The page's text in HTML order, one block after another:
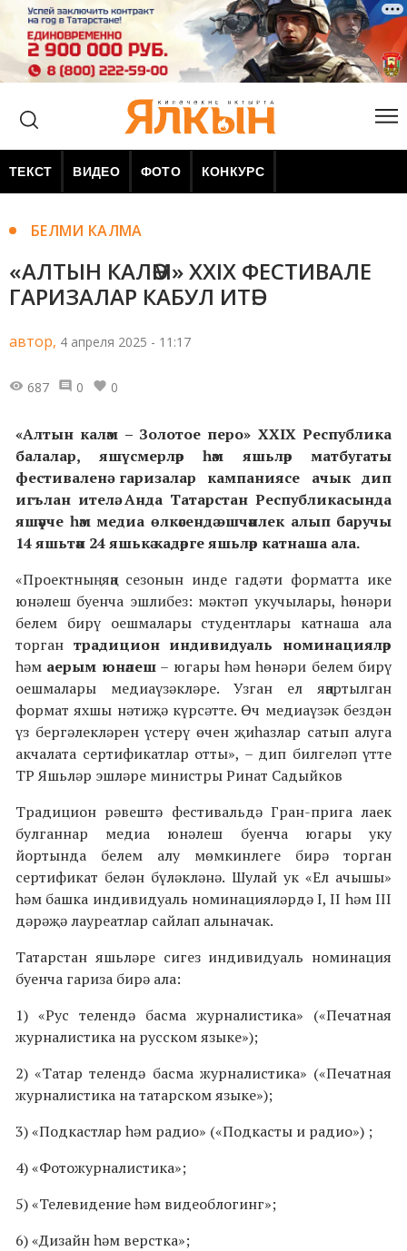
ТЕКСТ ВИДЕО ФОТО КОНКУРС
БЕЛМИ КАЛМА
«АЛТЫН КАЛӘМ» XXIX ФЕСТИВАЛЕ
ГАРИЗАЛАР КАБУЛ ИТӘ!
автор, 4 апреля 2025 - 11:17
687 0 0
«Алтын каләм – Золотое перо» XXIX Республика
балалар, яшүсмерләр һәм яшьләр матбугаты
фестиваленә гаризалар кампаниясе ачык дип
игълан ителә. Анда Татарстан Республикасында
яшәүче һәм медиа өлкәсендә эшчәнлек алып баручы
14 яшьтән 24 яшькә кадәрге яшьләр катнаша ала.
«Проектның яңа сезонын инде гадәти форматта ике
юнәлеш буенча эшлибез: мәктәп укучылары, һөнәри
белем бирү оешмалары студентлары катнаша ала
торган традицион индивидуаль номинацияләр
һәм аерым юнәлеш– югары һәм һөнәри белем бирү
оешмалары медиаүзәкләре. Узган ел яңартылган
формат яхшы нәтиҗә күрсәтте. Өч медиаүзәк бездән
үз бергәлекләрен үстерү өчен җиһазлар сатып алуга
акчалата сертификатлар отты», – дип билгеләп үтте
ТР Яшьләр эшләре министры Ринат Садыйков
Традицион рәвештә фестивальдә Гран-прига лаек
булганнар медиа юнәлеш буенча югары уку
йортында белем алу мөмкинлеге бирә торган
сертификат белән бүләкләнә. Шулай ук «Ел ачышы»
һәм башка индивидуаль номинацияләрдә I, II һәм III
дәрәҗә лауреатлар сайлап алыначак.
Татарстан яшьләре сигез индивидуаль номинация
буенча гариза бирә ала:
1) «Рус телендә басма журналистика» («Печатная
журналистика на русском языке»);
2) «Татар телендә басма журналистика» («Печатная
журналистика на татарском языке»);
3) «Подкастлар һәм радио» («Подкасты и радио») ;
4) «Фотожурналистика»;
5) «Телевидение һәм видеоблогинг»;
6) «Дизайн һәм верстка»;